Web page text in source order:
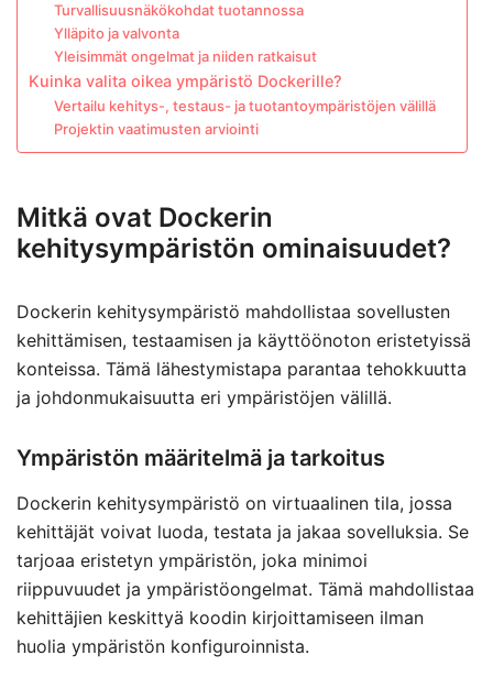
Turvallisuusnäkökohdat tuotannossa
Ylläpito ja valvonta
Yleisimmät ongelmat ja niiden ratkaisut
Kuinka valita oikea ympäristö Dockerille?
Vertailu kehitys-, testaus- ja tuotantoympäristöjen välillä
Projektin vaatimusten arviointi
Mitkä ovat Dockerin
kehitysympäristön ominaisuudet?
Dockerin kehitysympäristö mahdollistaa sovellusten
kehittämisen, testaamisen ja käyttöönoton eristetyissä
konteissa. Tämä lähestymistapa parantaa tehokkuutta
ja johdonmukaisuutta eri ympäristöjen välillä.
Ympäristön määritelmä ja tarkoitus
Dockerin kehitysympäristö on virtuaalinen tila, jossa
kehittäjät voivat luoda, testata ja jakaa sovelluksia. Se
tarjoaa eristetyn ympäristön, joka minimoi
riippuvuudet ja ympäristöongelmat. Tämä mahdollistaa
kehittäjien keskittyä koodin kirjoittamiseen ilman
huolia ympäristön konfiguroinnista.